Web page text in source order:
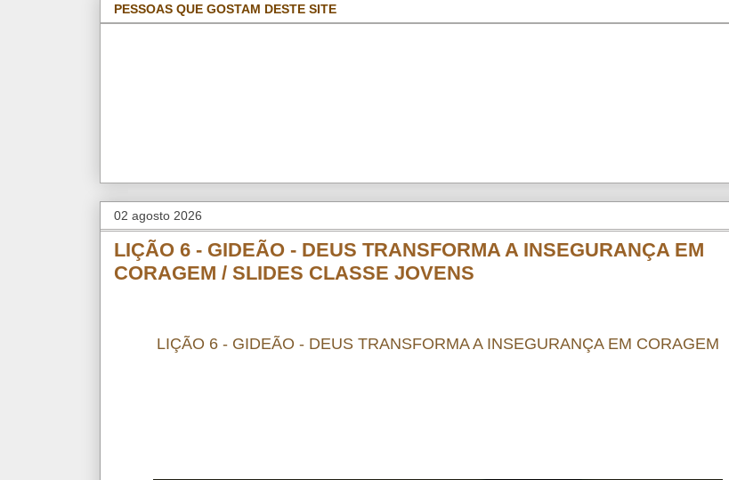
PESSOAS QUE GOSTAM DESTE SITE
02 agosto 2026
LIÇÃO 6 - GIDEÃO - DEUS TRANSFORMA A INSEGURANÇA EM
CORAGEM / SLIDES CLASSE JOVENS
LIÇÃO 6 - GIDEÃO - DEUS TRANSFORMA A INSEGURANÇA EM CORAGEM